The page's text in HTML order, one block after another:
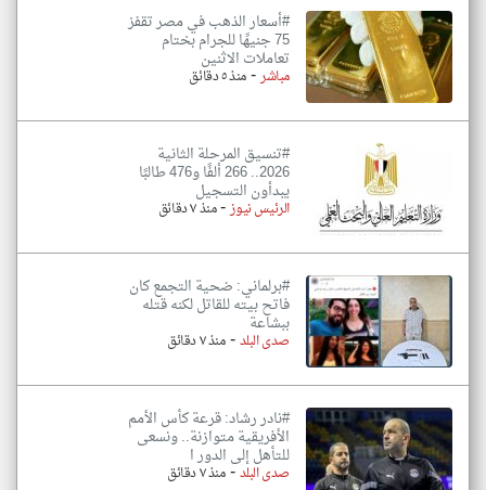
#أسعار الذهب في مصر تقفز
75 جنيهًا للجرام بختام
تعاملات الاثنين
مباشر-منذ ٥ دقائق
#تنسيق المرحلة الثانية
2026.. 266 ألفًا و476 طالبًا
يبدأون التسجيل
الرئيس نيوز-منذ ٧ دقائق
#برلماني: ضحية التجمع كان
فاتح بيته للقاتل لكنه قتله
ببشاعة
صدى البلد-منذ ٧ دقائق
#نادر رشاد: قرعة كأس الأمم
الأفريقية متوازنة.. ونسعى
للتأهل إلى الدور ا
صدى البلد-منذ ٧ دقائق